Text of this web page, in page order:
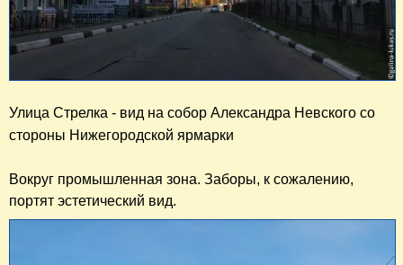
Улица Стрелка - вид на собор Александра Невского со
стороны Нижегородской ярмарки
Вокруг промышленная зона. Заборы, к сожалению,
портят эстетический вид.